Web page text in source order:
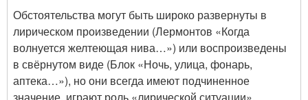
Обстоятельства могут быть широко развернуты в
лирическом произведении (Лермонтов «Когда
волнуется желтеющая нива…») или воспроизведены
в свёрнутом виде (Блок «Ночь, улица, фонарь,
аптека…»), но они всегда имеют подчиненное